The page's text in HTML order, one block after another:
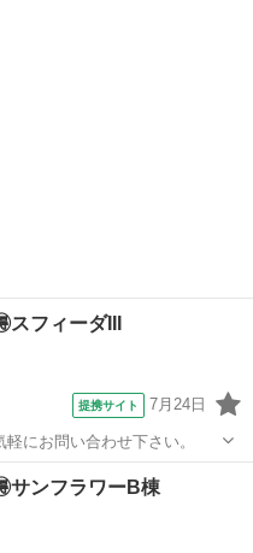
フィーダIII
提携サイト 7月24日
にお問い合わせ下さい。
サンフラワーB棟